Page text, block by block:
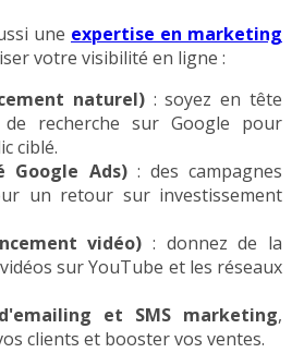
une expertise en marketing
votre visibilité en ligne :
naturel): soyez en tête
recherche sur Google pour
ciblé.
Google Ads): des campagnes
un retour sur investissement
vidéo) : donnez de la
sur YouTube et les réseaux
et SMS marketing,
clients et booster vos ventes.